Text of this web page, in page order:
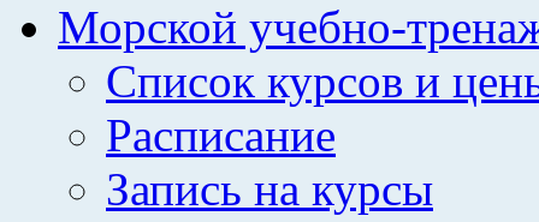
Морской учебно-
Список курсов и
Расписание
Запись на курсы